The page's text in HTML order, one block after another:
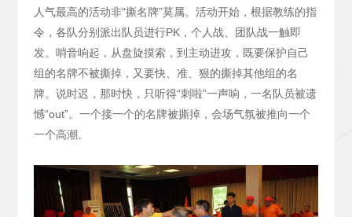
人气最高的活动非“撕名牌”莫属。活动开始，根据教练的指
令，各队分别派出队员进行PK，个人战、团队战一触即
发。哨音响起，从盘旋摸索，到主动进攻，既要保护自己
组的名牌不被撕掉，又要快、准、狠的撕掉其他组的名
牌。说时迟，那时快，只听得“刺啦”一声响，一名队员被遗
憾“out”。一个接一个的名牌被撕掉，会场气氛被推向一个
一个高潮。